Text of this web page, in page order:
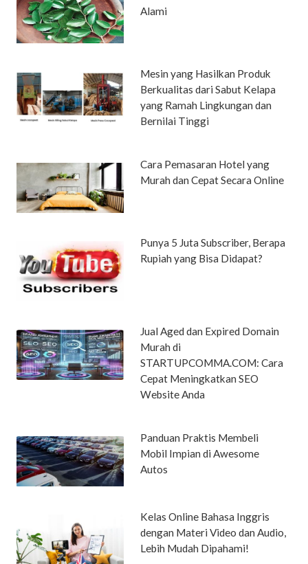
Alami
Mesin yang Hasilkan Produk
Berkualitas dari Sabut Kelapa
yang Ramah Lingkungan dan
Bernilai Tinggi
Cara Pemasaran Hotel yang
Murah dan Cepat Secara Online
Punya 5 Juta Subscriber, Berapa
Rupiah yang Bisa Didapat?
Jual Aged dan Expired Domain
Murah di
STARTUPCOMMA.COM: Cara
Cepat Meningkatkan SEO
Website Anda
Panduan Praktis Membeli
Mobil Impian di Awesome
Autos
Kelas Online Bahasa Inggris
dengan Materi Video dan Audio,
Lebih Mudah Dipahami!